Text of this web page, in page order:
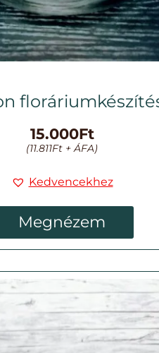
15.000Ft
(11.811Ft + ÁFA)
Kedvencekhez
Megnézem